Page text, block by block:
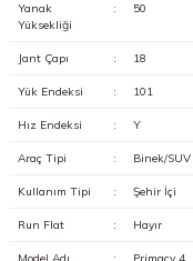
Yanak
Yüksekliği
: 50
Jant Çapı : 18
Yük Endeksi : 101
Hız Endeksi : Y
Araç Tipi : Binek/SUV
Kullanım Tipi : Şehir İçi
Run Flat : Hayır